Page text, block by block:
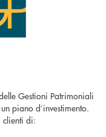
Gestioni Patrimoniali
piano d’investimento.
clienti di: